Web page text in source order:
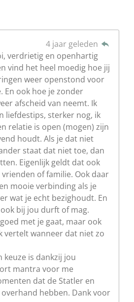
4 jaar geleden
verdrietig en openhartig
vind het heel moedig hoe jij
weer openstond voor
En ook hoe je zonder
afscheid van neemt. Ik
liefdestips, sterker nog, ik
relatie is open (mogen) zijn
houdt. Als je dat niet
staat dat niet toe, dan
Eigenlijk geldt dat ook
of familie. Ook daar
mooie verbinding als je
wat je echt bezighoudt. En
bij jou durft of mag.
met je gaat, maar ook
vertelt wanneer dat niet zo
keuze is dankzij jou
mantra voor me
dat de Statler en
hebben. Dank voor